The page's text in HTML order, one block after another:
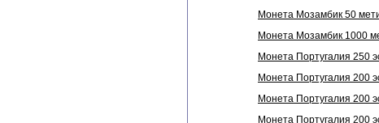
Монета Мозамбик 50
Монета Мозамбик 1000
Монета Португалия 250
Монета Португалия 200
Монета Португалия 200
Монета Португалия 200